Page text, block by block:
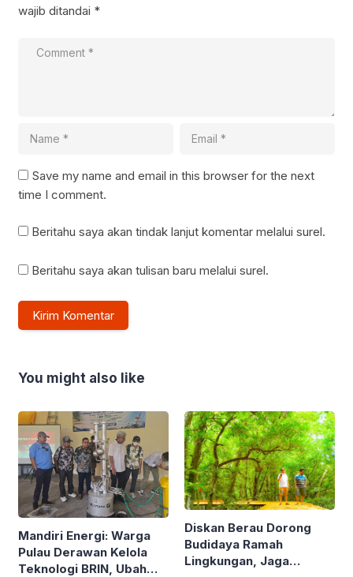
wajib ditandai *
Save my name and email in this browser for the next
time I comment.
Beritahu saya akan tindak lanjut komentar melalui surel.
Beritahu saya akan tulisan baru melalui surel.
You might also like
Mandiri Energi: Warga
Pulau Derawan Kelola
Teknologi BRIN, Ubah
Diskan Berau Dorong
Budidaya Ramah
Lingkungan, Jaga